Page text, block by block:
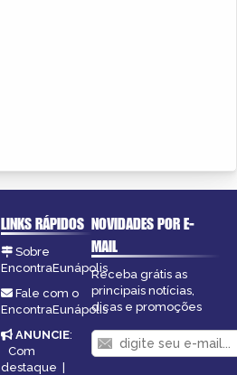
LINKS RÁPIDOS
Sobre
EncontraEunápolis
Fale com o
EncontraEunápolis
ANUNCIE:
Com
destaque |
NOVIDADES POR E-
MAIL
Receba grátis as
principais notícias,
dicas e promoções